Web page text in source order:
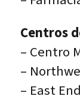
Centros
– Centro
–
– East